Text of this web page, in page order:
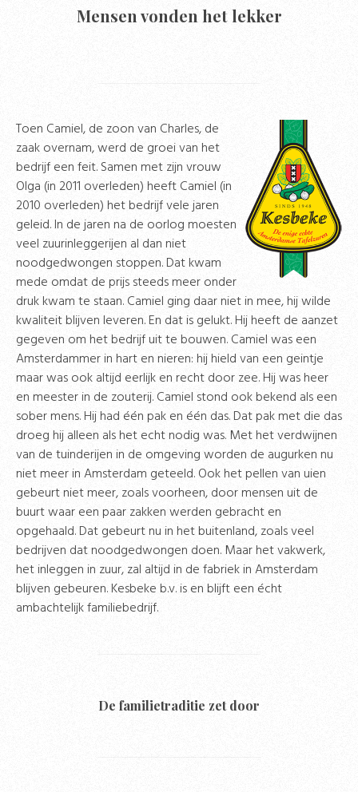
Mensen vonden het lekker
Toen Camiel, de zoon van Charles, de
zaak overnam, werd de groei van het
bedrijf een feit. Samen met zijn vrouw
Olga (in 2011 overleden) heeft Camiel (in
2010 overleden) het bedrijf vele jaren
geleid. In de jaren na de oorlog moesten
veel zuurinleggerijen al dan niet
noodgedwongen stoppen. Dat kwam
mede omdat de prijs steeds meer onder
druk kwam te staan. Camiel ging daar niet in mee, hij wilde
kwaliteit blijven leveren. En dat is gelukt. Hij heeft de aanzet
gegeven om het bedrijf uit te bouwen. Camiel was een
Amsterdammer in hart en nieren: hij hield van een geintje
maar was ook altijd eerlijk en recht door zee. Hij was heer
en meester in de zouterij. Camiel stond ook bekend als een
sober mens. Hij had één pak en één das. Dat pak met die das
droeg hij alleen als het echt nodig was. Met het verdwijnen
van de tuinderijen in de omgeving worden de augurken nu
niet meer in Amsterdam geteeld. Ook het pellen van uien
gebeurt niet meer, zoals voorheen, door mensen uit de
buurt waar een paar zakken werden gebracht en
opgehaald. Dat gebeurt nu in het buitenland, zoals veel
bedrijven dat noodgedwongen doen. Maar het vakwerk,
het inleggen in zuur, zal altijd in de fabriek in Amsterdam
blijven gebeuren. Kesbeke b.v. is en blijft een écht
ambachtelijk familiebedrijf.
De familietraditie zet door